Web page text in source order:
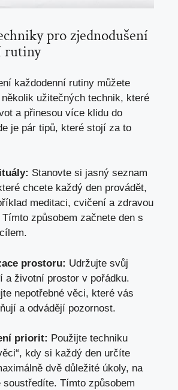
pro zjednodušení
rutiny
každodenní rutiny můžete
užitečných technik, které
a přinesou více klidu do
je pár tipů, které stojí za to
Stanovte si jasný seznam
chcete každý den provádět,
meditaci, cvičení a zdravou
způsobem začnete den s
prostoru: Udržujte svůj
a životní prostor v pořádku.
nepotřebné věci, které vás
a odvádějí pozornost.
priorit: Použijte techniku
kdy si každý den určíte
dvě důležité úkoly, na
soustředíte. Tímto způsobem